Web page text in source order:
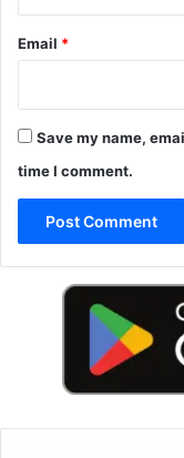
Email *
Save my name,
time I comment.